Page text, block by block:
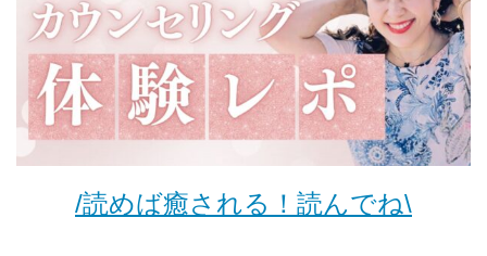
/読めば癒される！読んでね\